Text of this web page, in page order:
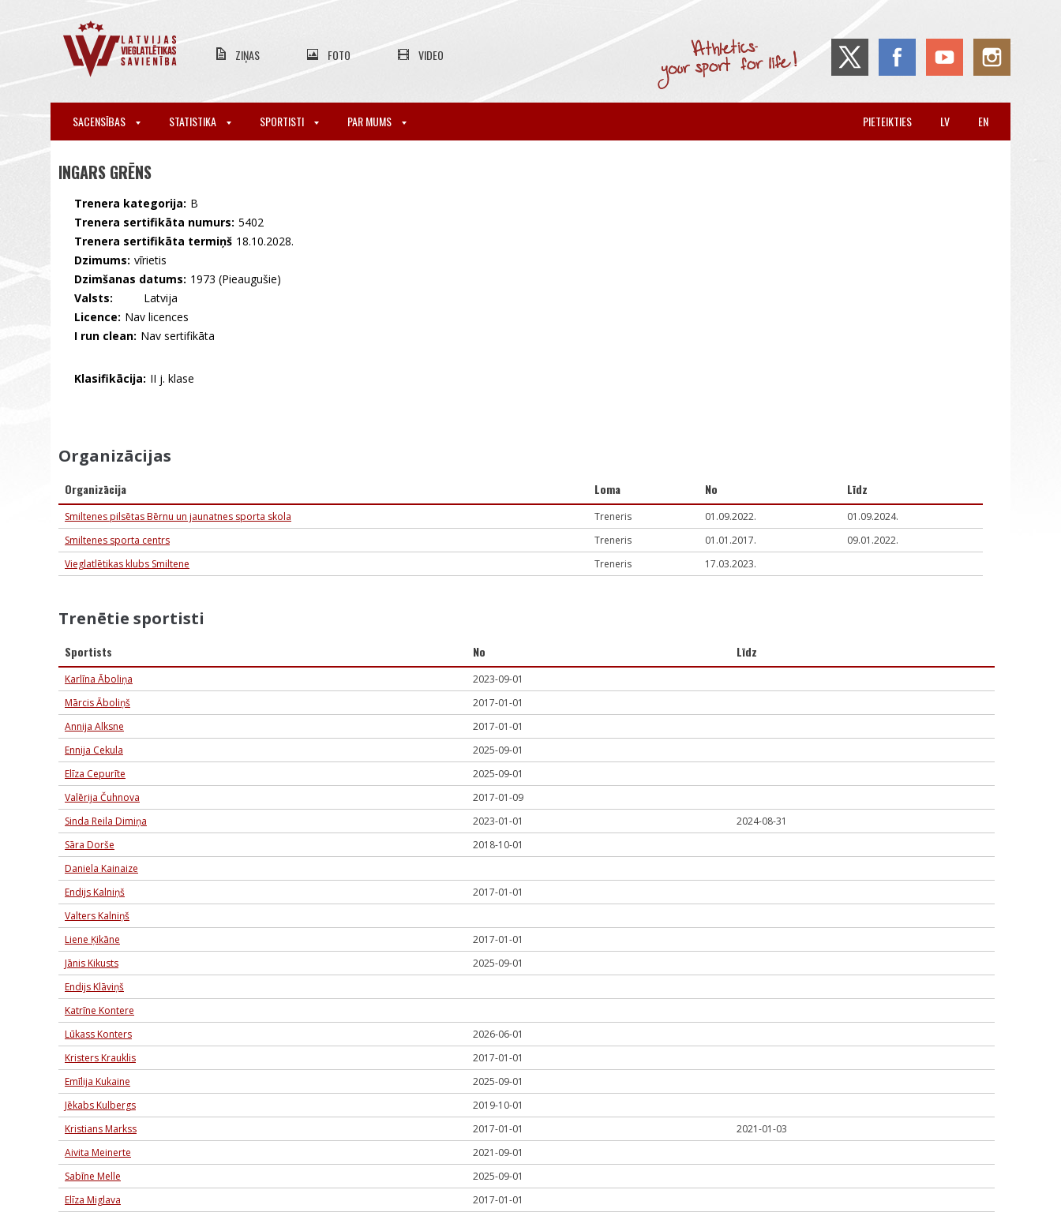
ZIŅAS FOTO VIDEO
SACENSĪBAS STATISTIKA SPORTISTI PAR MUMS EN
LV
PIETEIKTIES
INGARS GRĒNS
Trenera kategorija: B
Trenera sertifikāta numurs: 5402
Trenera sertifikāta termiņš 18.10.2028.
Dzimums: vīrietis
Dzimšanas datums: 1973 (Pieaugušie)
Valsts:
🇱🇻 Latvija
Licence: Nav licences
I run clean: Nav sertifikāta
Klasifikācija: II j. klase
Organizācijas
Organizācija Loma No Līdz
Smiltenes pilsētas Bērnu un jaunatnes sporta skola Treneris 01.09.2022.
01.09.2024.
Smiltenes sporta centrs
Treneris 01.01.2017.
09.01.2022.
Vieglatlētikas klubs Smiltene
Treneris 17.03.2023.
Trenētie sportisti
Sportists No Līdz
Karlīna Āboliņa
2023-09-01
Mārcis Āboliņš
2017-01-01
Annija Alksne
2017-01-01
Ennija Cekula
2025-09-01
Elīza Cepurīte
2025-09-01
Valērija Čuhnova
2017-01-09
Sinda Reila Dimiņa
2023-01-01
2024-08-31
Sāra Dorše
2018-10-01
Daniela Kainaize
Endijs Kalniņš
2017-01-01
Valters Kalniņš
Liene Ķikāne
2017-01-01
Jānis Kikusts
2025-09-01
Endijs Klāviņš
Katrīne Kontere
Lūkass Konters
2026-06-01
Kristers Krauklis
2017-01-01
Emīlija Kukaine
2025-09-01
Jēkabs Kulbergs
2019-10-01
Kristians Markss
2017-01-01
2021-01-03
Aivita Meinerte
2021-09-01
Sabīne Melle
2025-09-01
Elīza Miglava
2017-01-01